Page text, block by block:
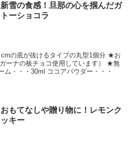
新雪の食感！旦那の心を掴んだガ
トーショコラ
の底が抜けるタイプの丸型1個分 ★お
ーナの板チョコ使用しています） ★無
ム・・・30ml ココアパウダー・・・
おもてなしや贈り物に！レモンク
ッキー